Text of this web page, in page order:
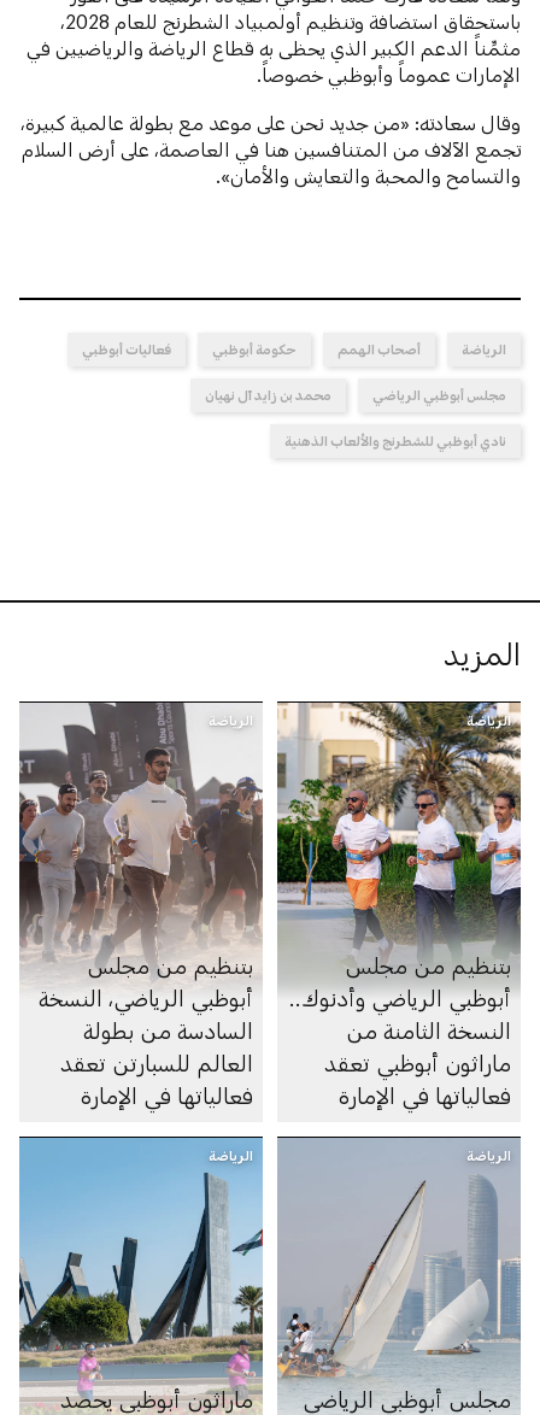
باستحقاق استضافة وتنظيم أولمبياد الشطرنج للعام 2028،
مثمِّناً الدعم الكبير الذي يحظى به قطاع الرياضة والرياضيين في
الإمارات عموماً وأبوظبي خصوصاً.
وقال سعادته: «من جديد نحن على موعد مع بطولة عالمية كبيرة،
تجمع الآلاف من المتنافسين هنا في العاصمة، على أرض السلام
والتسامح والمحبة والتعايش والأمان».
الرياضة أصحاب الهمم حكومة أبوظبي فعاليات أبوظبي
مجلس أبوظبي الرياضي محمد بن زايد آل نهيان
نادي أبوظبي للشطرنج والألعاب الذهنية
المزيد
الرياضة
بتنظيم من مجلس
أبوظبي الرياضي وأدنوك..
النسخة الثامنة من
ماراثون أبوظبي تعقد
فعالياتها في الإمارة
الرياضة
بتنظيم من مجلس
أبوظبي الرياضي، النسخة
السادسة من بطولة
العالم للسبارتن تعقد
فعالياتها في الإمارة
الرياضة
مجلس أبوظبي الرياضي
الرياضة
ماراثون أبوظبي يحصد